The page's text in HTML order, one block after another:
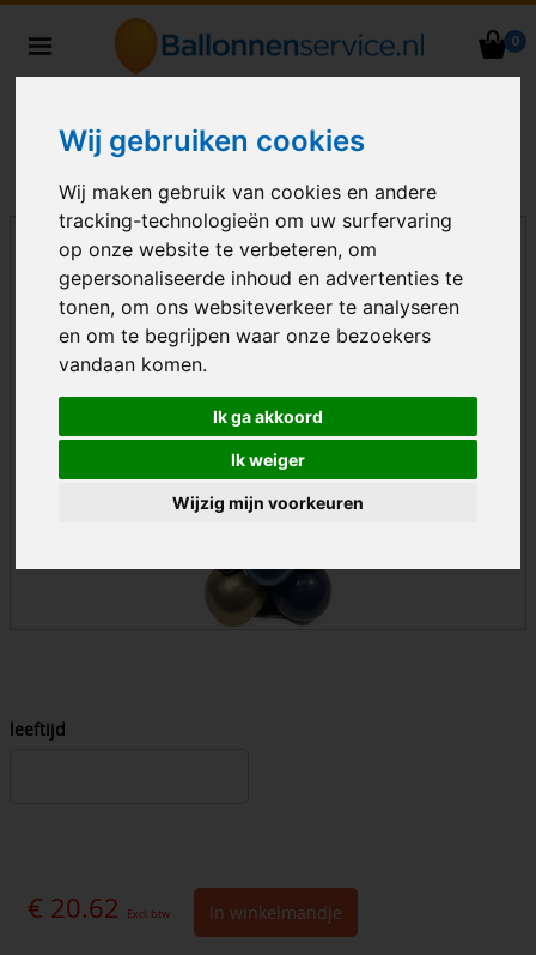
Wij gebruiken cookies
Wij maken gebruik van cookies en andere
tracking-technologieën om uw surfervaring
op onze website te verbeteren, om
gepersonaliseerde inhoud en advertenties te
tonen, om ons websiteverkeer te analyseren
en om te begrijpen waar onze bezoekers
vandaan komen.
Ik ga akkoord
Ik weiger
Wijzig mijn voorkeuren
0
Nederland
leeftijd
€ 20.62 Excl. btw In winkelmandje